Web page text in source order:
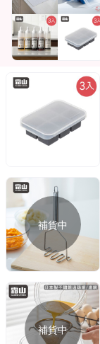
補貨中
補貨中